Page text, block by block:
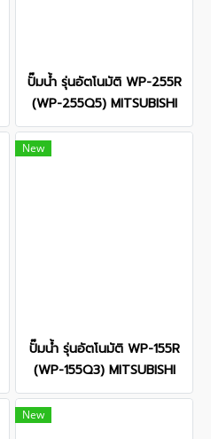
ปั๊มน้ำ รุ่นอัตโนมัติ WP-255R
(WP-255Q5) MITSUBISHI
New
ปั๊มน้ำ รุ่นอัตโนมัติ WP-155R
(WP-155Q3) MITSUBISHI
New